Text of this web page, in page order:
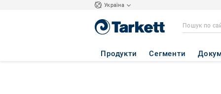
Україна
Продукти Сегменти